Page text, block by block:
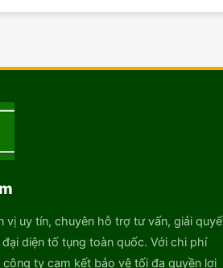
vị uy tín, chuyên hỗ trợ tư vấn, giải
diện tố tụng toàn quốc. Với chi phí
ty cam kết bảo vệ tối đa quyền lợi